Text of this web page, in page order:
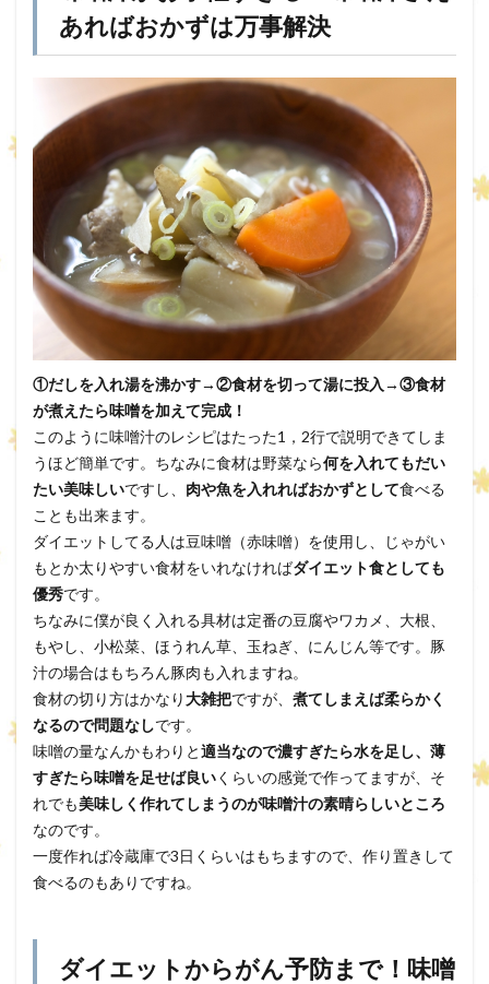
あればおかずは万事解決
①だしを入れ湯を沸かす→②食材を切って湯に投入→③食材
が煮えたら味噌を加えて完成！
このように味噌汁のレシピはたった1，2行で説明できてしま
うほど簡単です。ちなみに食材は野菜なら何を入れてもだい
たい美味しいですし、 肉や魚を入れればおかずとして食べる
ことも出来ます。
ダイエットしてる人は豆味噌（赤味噌）を使用し、じゃがい
もとか太りやすい食材をいれなければダイエット食としても
優秀です。
ちなみに僕が良く入れる具材は定番の豆腐やワカメ、大根、
もやし、小松菜、ほうれん草、玉ねぎ、にんじん等です。豚
汁の場合はもちろん豚肉も入れますね。
食材の切り方はかなり 大雑把ですが、 煮てしまえば柔らかく
なるので問題なしです。
味噌の量なんかもわりと適当なので濃すぎたら水を足し、薄
すぎたら味噌を足せば良いくらいの感覚で作ってますが、そ
れでも美味しく作れてしまうのが味噌汁の素晴らしいところ
なのです。
一度作れば冷蔵庫で3日くらいはもちますので、作り置きして
食べるのもありですね。
ダイエットからがん予防まで！味噌